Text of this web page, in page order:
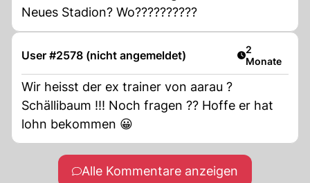
Neues Stadion? Wo??????????
User #2578 (nicht angemeldet) Artikel
2
Monate
Wir heisst der ex trainer von aarau ?
Schällibaum !!! Noch fragen ?? Hoffe er hat
lohn bekommen 😀
Alle Kommentare anzeigen